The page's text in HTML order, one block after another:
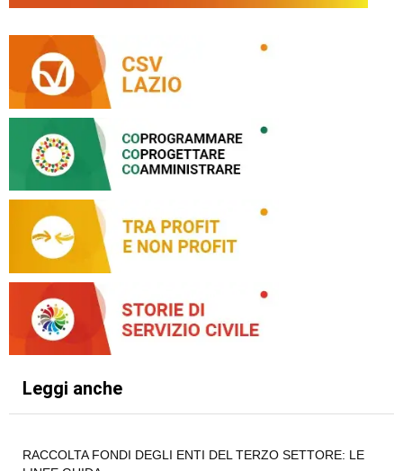
Leggi anche
RACCOLTA FONDI DEGLI ENTI DEL TERZO SETTORE: LE